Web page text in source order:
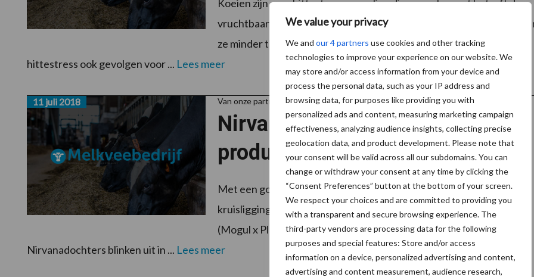
We value your privacy
We and our 4 partners use cookies and other tracking
technologies to improve your experience on our website. We
may store and/or access information from your device and
process the personal data, such as your IP address and
browsing data, for purposes like providing you with
personalized ads and content, measuring marketing campaign
effectiveness, analyzing audience insights, collecting precise
geolocation data, and product development. Please note that
your consent will be valid across all our subdomains. You can
change or withdraw your consent at any time by clicking the
“Consent Preferences” button at the bottom of your screen.
We respect your choices and are committed to providing you
with a transparent and secure browsing experience. The
third-party vendors are processing data for the following
purposes and special features: Store and/or access
information on a device, personalized advertising and content,
advertising and content measurement, audience research,
Koeien zijn zeer hittestressgevoelige dieren, zeker wat betreft de
vruchtbaarheid. Tijdens warme periodes zijn ze minder actief en
ze minder tochtsignalen zien. Naast een dalende productie heeft
hittestress ook gevolgen voor ... Lees meer
Van onze partner Heemskerk
Nirvana, mooi in balans en
productie
11 juli 2018
Met een goed balans in het frame, een brede voorhand, een fraaie
kruisligging en ruim 1800 kg melk met +0,07% eiwit voldoet Nirvana
(Mogul x Planet) ruimschoots aan de criteria van een allrounder. De
Nirvanadochters blinken uit in ... Lees meer